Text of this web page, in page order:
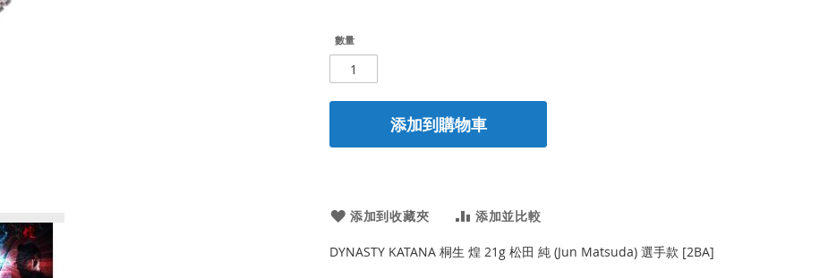
數量
添加到購物車
添加到收藏夾 添加並比較
DYNASTY KATANA 桐生 煌 21g 松田 純 (Jun Matsuda) 選手款 [2BA]